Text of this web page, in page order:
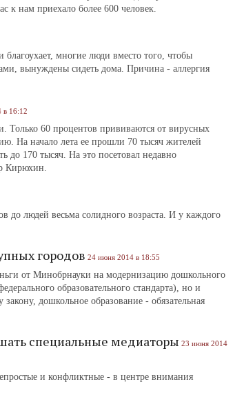
к нам приехало более 600 человек.
благоухает, многие люди вместо того, чтобы
вынуждены сидеть дома. Причина ‑ аллергия
в 16:12
Только 60 процентов прививаются от вирусных
На начало лета ее прошли 70 тысяч жителей
до 170 тысяч. На это посетовал недавно
Кирюхин.
до людей весьма солидного возраста. И у каждого
городов 24 июня 2014 в 18:55
от Минобрнауки на модернизацию дошкольного
образовательного стандарта), но и
дошкольное образование - обязательная
специальные медиаторы 23 июня 2014
и конфликтные - в центре внимания